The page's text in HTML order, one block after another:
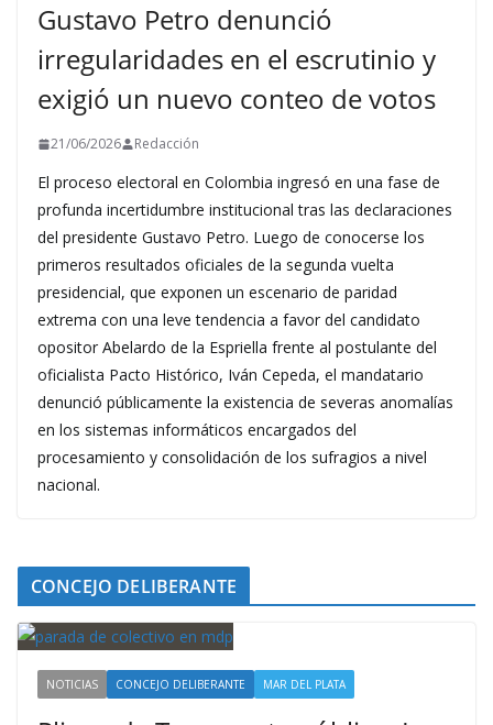
Gustavo Petro denunció
irregularidades en el escrutinio y
exigió un nuevo conteo de votos
21/06/2026 Redacción
El proceso electoral en Colombia ingresó en una fase de
profunda incertidumbre institucional tras las declaraciones
del presidente Gustavo Petro. Luego de conocerse los
primeros resultados oficiales de la segunda vuelta
presidencial, que exponen un escenario de paridad
extrema con una leve tendencia a favor del candidato
opositor Abelardo de la Espriella frente al postulante del
oficialista Pacto Histórico, Iván Cepeda, el mandatario
denunció públicamente la existencia de severas anomalías
en los sistemas informáticos encargados del
procesamiento y consolidación de los sufragios a nivel
nacional.
CONCEJO DELIBERANTE
NOTICIAS CONCEJO DELIBERANTE MAR DEL PLATA